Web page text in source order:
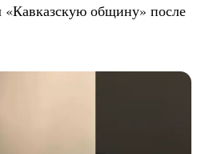
«Кавказскую общину» после